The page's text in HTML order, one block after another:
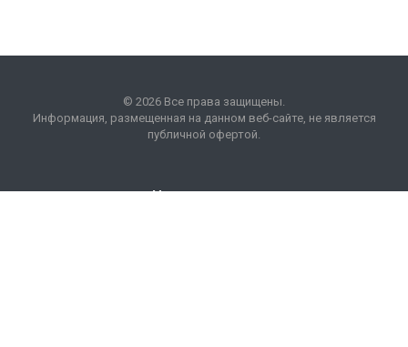
© 2026 Все права защищены.
Информация, размещенная на данном веб-сайте, не является
публичной офертой.
Наши контакты